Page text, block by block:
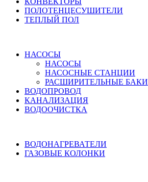
ПОЛОТЕНЦЕСУШИТЕЛИ
ТЕПЛЫЙ ПОЛ
НАСОСЫ
НАСОСЫ
НАСОСНЫЕ СТАНЦИИ
РАСШИРИТЕЛЬНЫЕ БАКИ
ВОДОПРОВОД
КАНАЛИЗАЦИЯ
ВОДООЧИСТКА
ВОДОНАГРЕВАТЕЛИ
ГАЗОВЫЕ КОЛОНКИ